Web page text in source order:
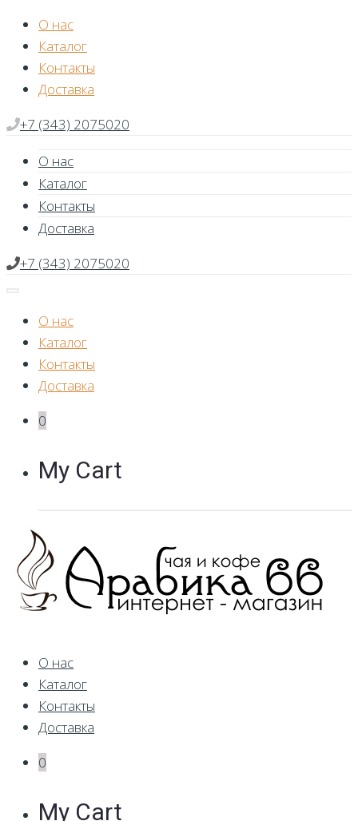
Skip
content
О нас
Каталог
Контакты
Доставка
+7 (343) 2075020
О нас
Каталог
Контакты
Доставка
+7 (343) 2075020
О нас
Каталог
Контакты
Доставка
0
My Cart
О нас
Каталог
Контакты
Доставка
0
My Cart